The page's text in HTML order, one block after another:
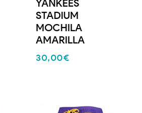
YANKEES
STADIUM
MOCHILA
AMARILLA
30,00€